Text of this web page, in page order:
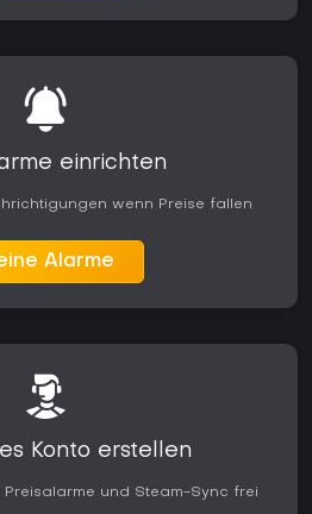
einrichten
wenn Preise fallen
Alarme
Konto erstellen
Preisalarme und Steam-Sync frei